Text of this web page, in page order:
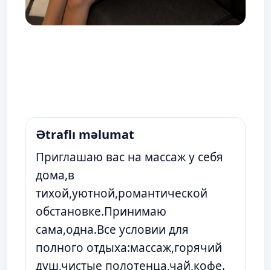
Ətraflı məlumat
Приглашаю вас на массаж у себя
дома,в
тихой,уютной,романтической
обстановке.Принимаю
сама,одна.Все условии для
полного отдыха:массаж,горячий
душ,чистые полотенца,чай,кофе.